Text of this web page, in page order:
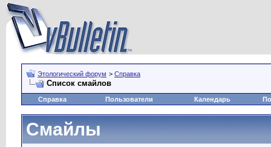
Этологический форум > Справка
Список смайлов
Справка Пользователи Календарь
Смайлы